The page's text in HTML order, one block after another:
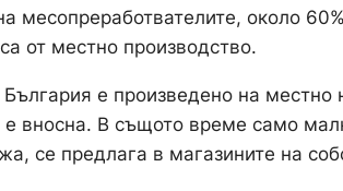
месопреработвателите, около
от местно производство.
е произведено на местно
вносна. В същото време само
се предлага в магазините на